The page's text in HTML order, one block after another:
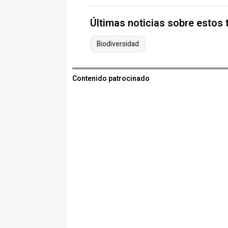
Últimas noticias sobre estos
Biodiversidad
Contenido patrocinado